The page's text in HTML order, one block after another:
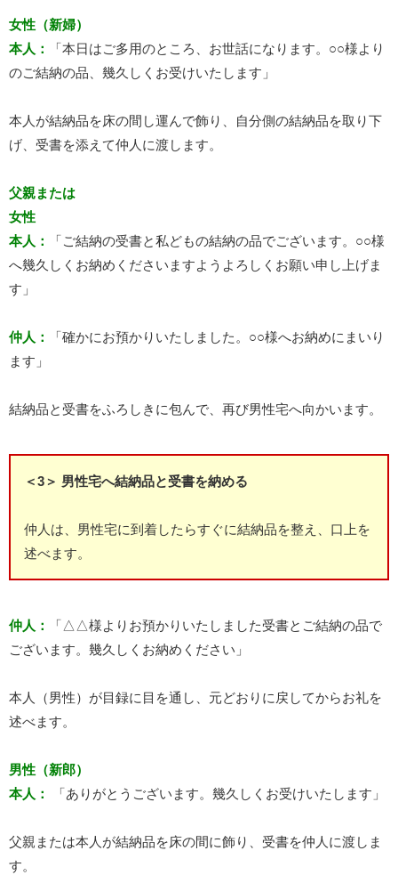
女性（新婦）
本人：
「本日はご多用のところ、お世話になります。○○様より
のご結納の品、幾久しくお受けいたします」
本人が結納品を床の間し運んで飾り、自分側の結納品を取り下
げ、受書を添えて仲人に渡します。
父親または
女性
本人：
「ご結納の受書と私どもの結納の品でございます。○○様
へ幾久しくお納めくださいますようよろしくお願い申し上げま
す」
仲人：
「確かにお預かりいたしました。○○様へお納めにまいり
ます」
結納品と受書をふろしきに包んで、再び男性宅へ向かいます。
＜3＞ 男性宅へ結納品と受書を納める
仲人は、男性宅に到着したらすぐに結納品を整え、口上を
述べます。
仲人：
「△△様よりお預かりいたしました受書とご結納の品で
ございます。幾久しくお納めください」
本人（男性）が目録に目を通し、元どおりに戻してからお礼を
述べます。
男性（新郎）
本人：
「ありがとうございます。幾久しくお受けいたします」
父親または本人が結納品を床の間に飾り、受書を仲人に渡しま
す。